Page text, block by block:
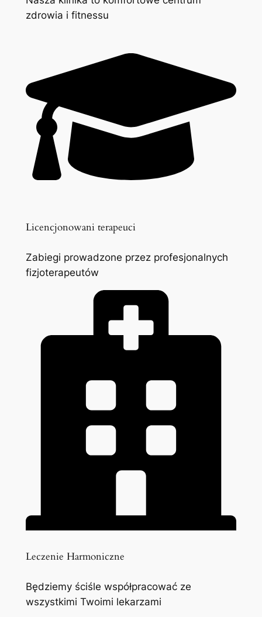
zdrowia i fitnessu
Licencjonowani terapeuci
Zabiegi prowadzone przez profesjonalnych
fizjoterapeutów
Leczenie Harmoniczne
Będziemy ściśle współpracować ze
wszystkimi Twoimi lekarzami